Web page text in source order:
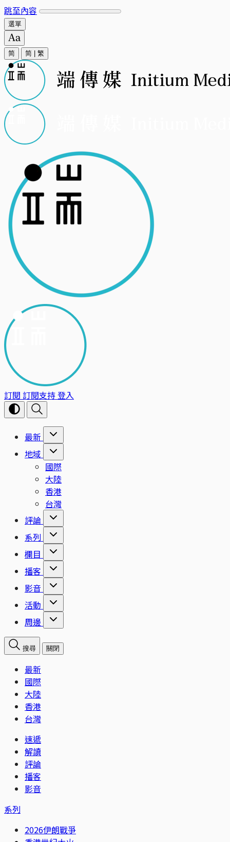
跳至內容
選單
简 简 繁
訂閱 訂閱支持登入
最新
地域
國際
大陸
香港
台灣
評論
系列
欄目
播客
影音
活動
周邊
搜尋 關閉
最新
國際
大陸
香港
台灣
速遞
解讀
評論
播客
影音
系列
2026伊朗戰爭